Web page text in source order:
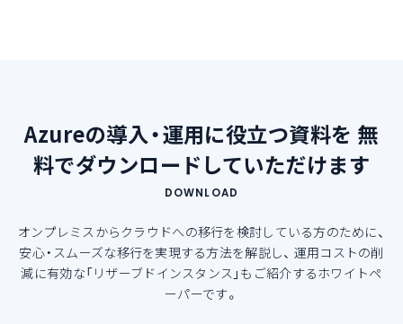
Azureの導入・運用に役立つ資料を 無
料でダウンロードしていただけます
DOWNLOAD
オンプレミスからクラウドへの移行を検討している方のために、
安心・スムーズな移行を実現する方法を解説し、 運用コストの削
減に有効な「リザーブドインスタンス」もご紹介するホワイトペ
ーパーです。